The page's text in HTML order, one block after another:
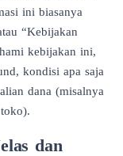
ini biasanya
“Kebijakan
kebijakan ini,
kondisi apa saja
dana (misalnya
dan